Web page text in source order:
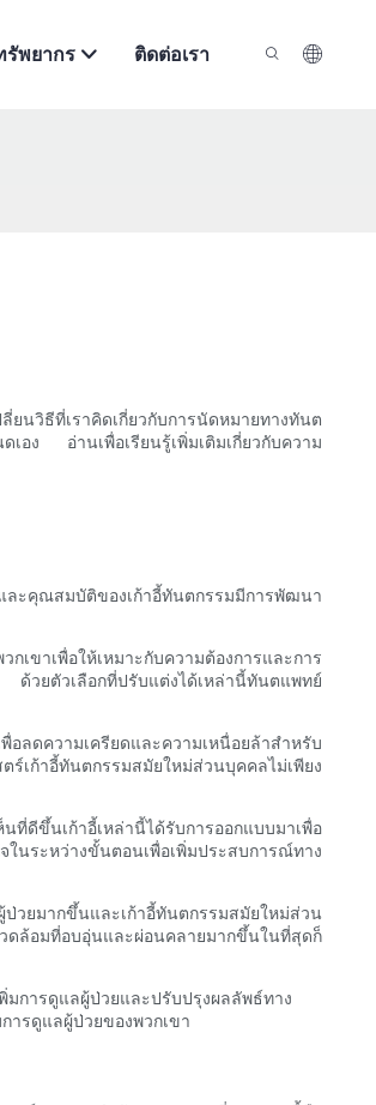
รัพยากร ติดต่อเรา
นวิธีที่เราคิดเกี่ยวกับการนัดหมายทางทันต
อง อ่านเพื่อเรียนรู้เพิ่มเติมเกี่ยวกับความ
ละคุณสมบัติของเก้าอี้ทันตกรรมมีการพัฒนา
ขาเพื่อให้เหมาะกับความต้องการและการ
ด้วยตัวเลือกที่ปรับแต่งได้เหล่านี้ทันตแพทย์
ลดความเครียดและความเหนื่อยล้าสำหรับ
เก้าอี้ทันตกรรมสมัยใหม่ส่วนบุคคลไม่เพียง
ที่ดีขึ้นเก้าอี้เหล่านี้ได้รับการออกแบบมาเพื่อ
ในระหว่างขั้นตอนเพื่อเพิ่มประสบการณ์ทาง
วยมากขึ้นและเก้าอี้ทันตกรรมสมัยใหม่ส่วน
ดล้อมที่อบอุ่นและผ่อนคลายมากขึ้นในที่สุดก็
การดูแลผู้ป่วยและปรับปรุงผลลัพธ์ทาง
รดูแลผู้ป่วยของพวกเขา